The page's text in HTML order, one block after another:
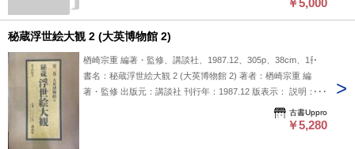
￥5,000
秘蔵浮世絵大観 2 (大英博物館 2)
楢崎宗重 編著・監修、講談社、1987.12、305p、38cm、1冊
書名：秘蔵浮世絵大観 2 (大英博物館 2) 著者：楢崎宗重 編
著・監修 出版元：講談社 刊行年：1987.12 版表示： 説明：
「秘蔵浮世絵大観 2 (大英博物館 2)」は楢崎宗重が編著・監修
を務め、講談社から1987年に刊行された一冊です。大英博物
古書Uppro
￥5,280